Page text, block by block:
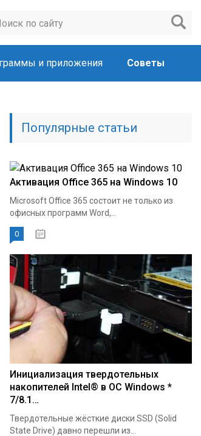
и приложения Советы
Популярные статьи
Активация Office 365 на Windows 10
Microsoft Office 365 состоит не только из
офисных программ Word,...
0
Инициализация твердотельных
накопителей Intel® в ОС Windows *
7/8.1…
Твердотельные жёсткие диски SSD (Solid
State Drive) давно перешли из...